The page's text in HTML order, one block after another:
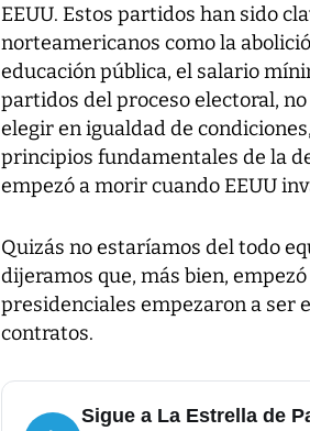
EEUU. Estos partidos han sido
norteamericanos como la
educación pública, el salario
partidos del proceso electoral,
elegir en igualdad de
principios fundamentales de la
empezó a morir cuando EEUU
Quizás no estaríamos del todo
dijeramos que, más bien,
presidenciales empezaron a ser
contratos.
Sigue a La Estrella de